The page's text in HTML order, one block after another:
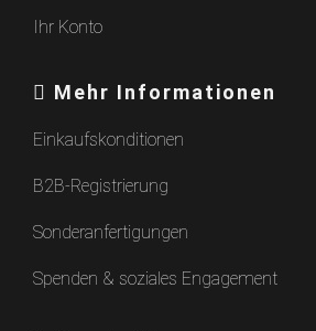
Ihr Konto
Mehr Informationen
Einkaufskonditionen
B2B-Registrierung
Sonderanfertigungen
Spenden & soziales Engagement